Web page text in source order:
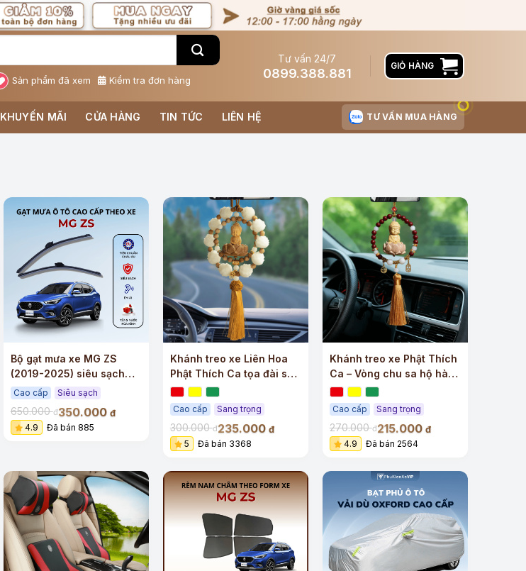
Sản phẩm đã xem Kiểm tra đơn hàng
Tư vấn 24/7
0899.388.881
GIỎ HÀNG
KHUYẾN MÃI CỬA HÀNG TIN TỨC LIÊN HỆ TƯ VẤN MUA HÀNG
Bộ gạt mưa xe MG ZS
(2019-2025) siêu sạch
siêu êm
Cao cấp Siêu sạch
650.000đ350.000 đ
4.9
Đã bán 885
Khánh treo xe Liên Hoa
Phật Thích Ca tọa đài sen
gỗ hoàng dương cao cấp
Cao cấp Sang trọng
300.000đ235.000 đ
5
Đã bán 3368
Khánh treo xe Phật Thích
Ca – Vòng chu sa hộ hành
tâm an
Cao cấp Sang trọng
270.000đ215.000 đ
4.9
Đã bán 2564